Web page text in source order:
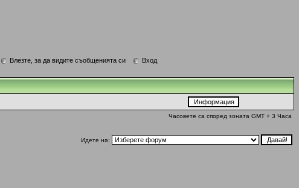
Влезте, за да видите съобщенията си
Вход
Часовете са според зоната GMT + 3 Часа
Идете на: